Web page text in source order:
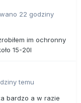
22 godziny
im ochronny
15-20l
temu
bardzo a w razie